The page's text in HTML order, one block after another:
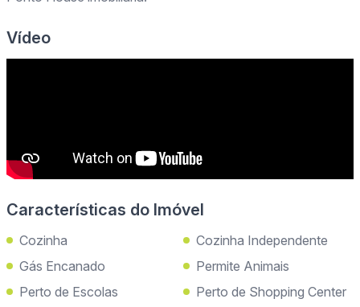
Vídeo
Características do Imóvel
Cozinha
Cozinha Independente
Gás Encanado
Permite Animais
Perto de Escolas
Perto de Shopping Center